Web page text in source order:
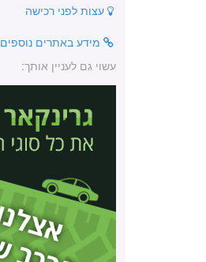
עצות לפני רכישה
מידע באתרים נוספים
עשוי גם לעניין אותך: